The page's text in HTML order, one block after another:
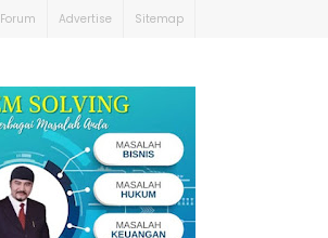
Forum Advertise Sitemap